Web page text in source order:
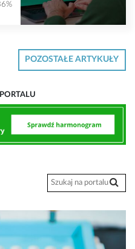
POZOSTAŁE ARTYKUŁY